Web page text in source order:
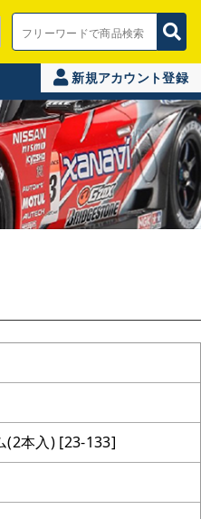
新規アカウント登録
(2本入) [23-133]